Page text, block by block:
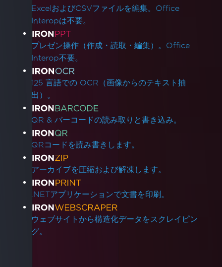
ExcelおよびCSVファイルを編集。Office
Interopは不要。
プレゼン操作（作成・読取・編集）。Office
Interop不要。
125 言語での OCR（画像からのテキスト抽
出）。
QR & バーコードの読み取りと書き込み。
QRコードを読み書きします。
アーカイブを圧縮および解凍します。
.NETアプリケーションで文書を印刷。
ウェブサイトから構造化データをスクレイピン
グ。